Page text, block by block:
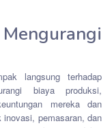
langsung terhadap
biaya produksi,
mereka dan
inovasi, pemasaran, dan